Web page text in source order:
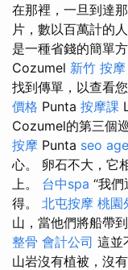
在那裡，一旦到達
片，數以百萬計的
是一種省錢的簡單方
Cozumel 新竹 按摩
找到傳單，以查看
價格 Punta 按摩課
Cozumel的第三個
按摩 Punta seo
心。 卵石不大，它
上。 台中spa “我
得。 北屯按摩 桃園
山，當他們將船帶
整骨 會計公司 這並
山岩沒有植被，沒